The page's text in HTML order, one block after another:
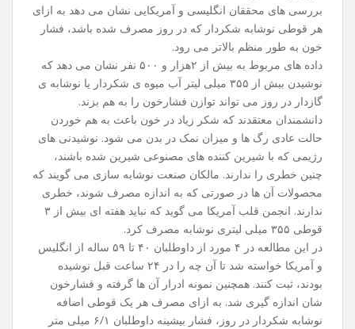
بررسی‌ های محققان انگلیسی و آمریکایی نشان می ‌دهد به ازای
هر قوطی نوشابه شکردار که در روز مصرف شده باشد، فشار
خون به ‌طور منظم بالاتر می ‌رود.
داده ‌های مربوط به بیش از ۲هزار و ۵۰۰ نفر نشان می ‌دهد که
نوشیدن بیش از ۳۵۵ میلی لیتر آب میوه ی شکردار یا نوشابه ی
گازدار در روز می ‌تواند توازن فشارخون را به هم بزند.
دانشمندان معتقدند که شکر زیاد در خون باعث به هم خوردن
حالت عادی رگ‌ ها و میزان نمک در بدن می‌ شود. نوشیدنی ‌های
رژیمی که با شیرین کننده‌ های مصنوعی شیرین شده باشند،
چنین خطری را ندارند. مالکان صنعت نوشابه ‌سازی می‌ گویند که
محصولات آن ها در صورتی که به اندازه مصرف شوند، خطری
ندارند. انجمن قلب آمریکا می‌ گوید که نباید هفته ‌ای بیش از ۳
قوطی ۳۵۵ میلی لیتری نوشابه مصرف کرد.
در این مطالعه در ۴ مورد از داوطلبان ۴۰ تا ۵۹ ساله از انگلیس
و آمریکا خواسته شد تا آن چه را در ۲۴ ساعت قبل نوشیده
بودند، ثبت کنند. همچنین نمونه ادرار آن ها گرفته و فشارخون
شان اندازه‌ گیری شد. به ازای مصرف هر یک قوطی اضافه
نوشابه شکردار در روز، فشار بیشینه داوطلبان ۶/۱ میلی متر